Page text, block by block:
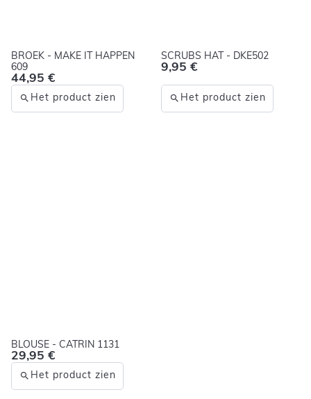
BROEK - MAKE IT HAPPEN
609
44,95 €
Het product zien
SCRUBS HAT - DKE502
9,95 €
Het product zien
BLOUSE - CATRIN 1131
29,95 €
Het product zien